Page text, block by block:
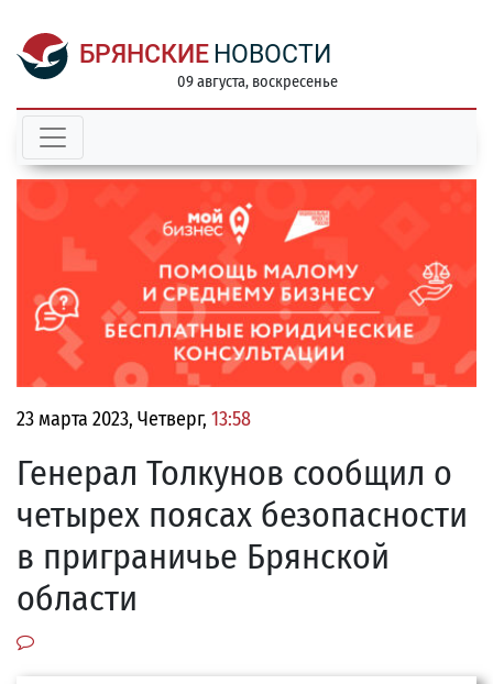
БРЯНСКИЕ НОВОСТИ
09 августа, воскресенье
23 марта 2023, Четверг, 13:58
Генерал Толкунов сообщил о
четырех поясах безопасности
в приграничье Брянской
области